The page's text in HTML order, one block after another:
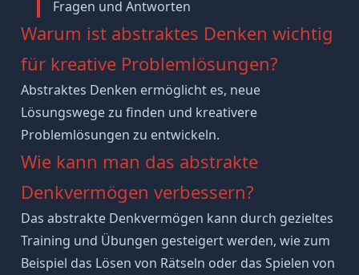
Fragen und Antworten
Warum ist abstraktes Denken wichtig
für kreative Problemlösungen?
Abstraktes Denken ermöglicht es, neue
Lösungswege zu finden und kreativere
Problemlösungen zu entwickeln.
Wie kann man das abstrakte
Denkvermögen verbessern?
Das abstrakte Denkvermögen kann durch gezieltes
Training und Übungen gesteigert werden, wie zum
Beispiel das Lösen von Rätseln oder das Spielen von